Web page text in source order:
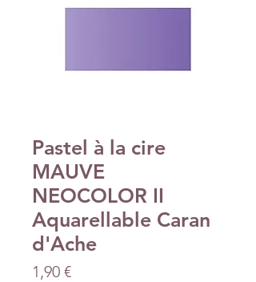
Pastel à la cire
MAUVE
NEOCOLOR II
Aquarellable Caran
d'Ache
1,90 €Prix